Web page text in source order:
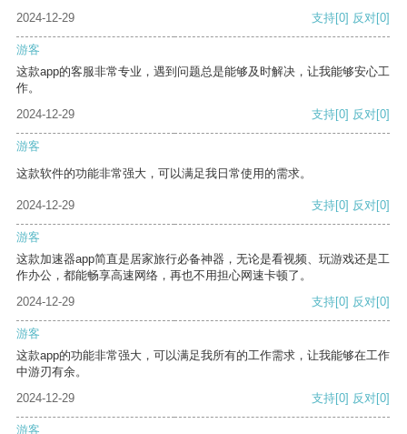
2024-12-29
支持[0] 反对[0]
游客
这款app的客服非常专业，遇到问题总是能够及时解决，让我能够安心工
作。
2024-12-29
支持[0] 反对[0]
游客
这款软件的功能非常强大，可以满足我日常使用的需求。
2024-12-29 支持[0] 反对[0]
游客
这款加速器app简直是居家旅行必备神器，无论是看视频、玩游戏还是工
作办公，都能畅享高速网络，再也不用担心网速卡顿了。
2024-12-29
支持[0] 反对[0]
游客
这款app的功能非常强大，可以满足我所有的工作需求，让我能够在工作
中游刃有余。
2024-12-29
支持[0] 反对[0]
游客